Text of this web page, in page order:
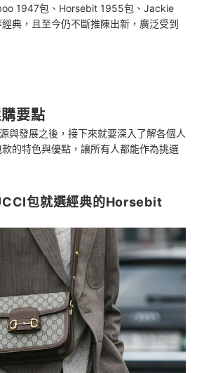
1947包、Horsebit 1955包、Jackie
典，且至今仍不斷推陳出新，廣泛受到
要點
與發展之後，接下來就要深入了解各個人
的特色與優點，讓所有人都能作為挑選
包就選經典的Horsebit